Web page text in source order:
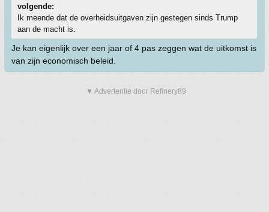
volgende:
Ik meende dat de overheidsuitgaven zijn gestegen sinds Trump
aan de macht is.
Je kan eigenlijk over een jaar of 4 pas zeggen wat de uitkomst is
van zijn economisch beleid.
▼ Advertentie door Refinery89